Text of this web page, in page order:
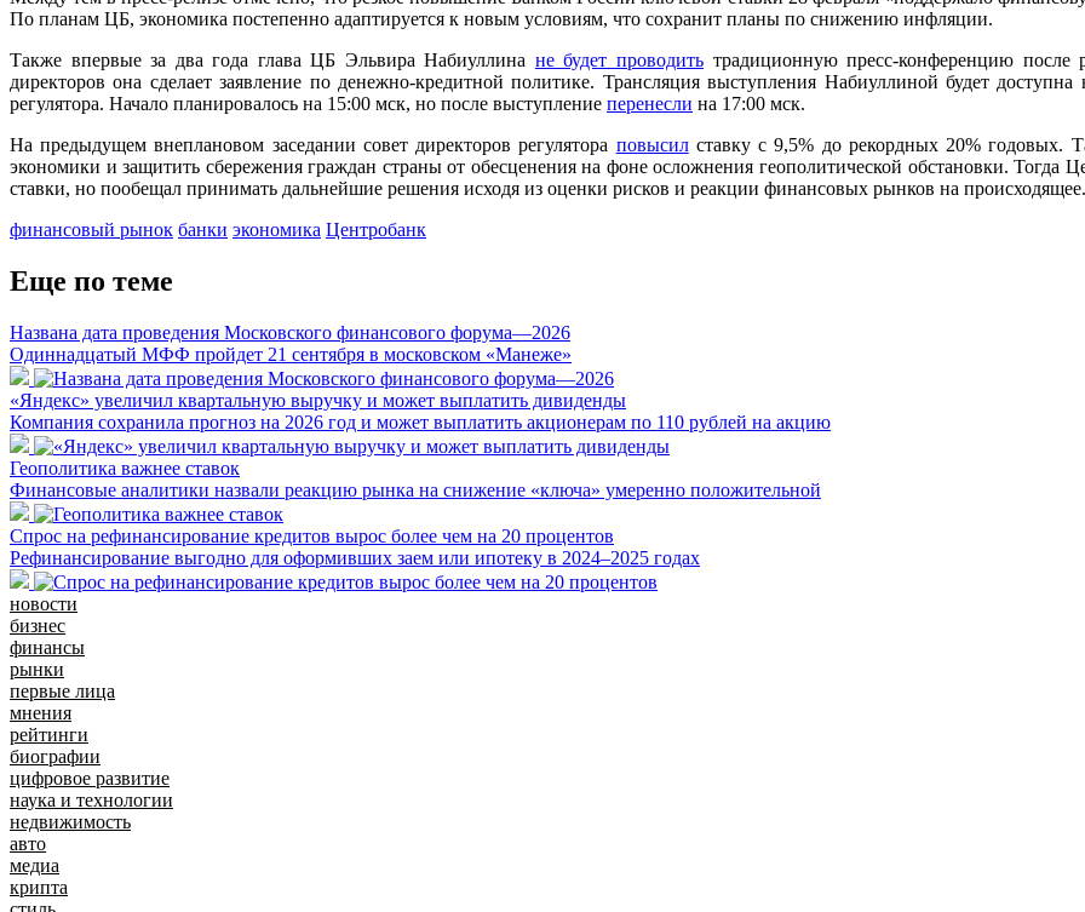
По планам ЦБ, экономика постепенно адаптируется к новым условиям, что сохранит планы по снижению инфляции.
Также впервые за два года глава ЦБ Эльвира Набиуллина не будет проводить традиционную пресс-конференцию после
директоров она сделает заявление по денежно-кредитной политике. Трансляция выступления Набиуллиной будет
регулятора. Начало планировалось на 15:00 мск, но после выступление перенесли на 17:00 мск.
На предыдущем внеплановом заседании совет директоров регулятора повысилставку с 9,5% до рекордных 20% годовых.
экономики и защитить сбережения граждан страны от обесценения на фоне осложнения геополитической обстановки.
ставки, но пообещал принимать дальнейшие решения исходя из оценки рисков и реакции финансовых рынков на происходящее.
финансовый рынок банки экономика Центробанк
Еще по теме
Названа дата проведения Московского финансового форума—2026
Одиннадцатый МФФ пройдет 21 сентября в московском «Манеже»
«Яндекс» увеличил квартальную выручку и может выплатить дивиденды
Компания сохранила прогноз на 2026 год и может выплатить акционерам по 110 рублей на акцию
Геополитика важнее ставок
Финансовые аналитики назвали реакцию рынка на снижение «ключа» умеренно положительной
Спрос на рефинансирование кредитов вырос более чем на 20 процентов
Рефинансирование выгодно для оформивших заем или ипотеку в 2024–2025 годах
новости
бизнес
финансы
рынки
первые лица
мнения
рейтинги
биографии
цифровое развитие
наука и технологии
недвижимость
авто
медиа
крипта